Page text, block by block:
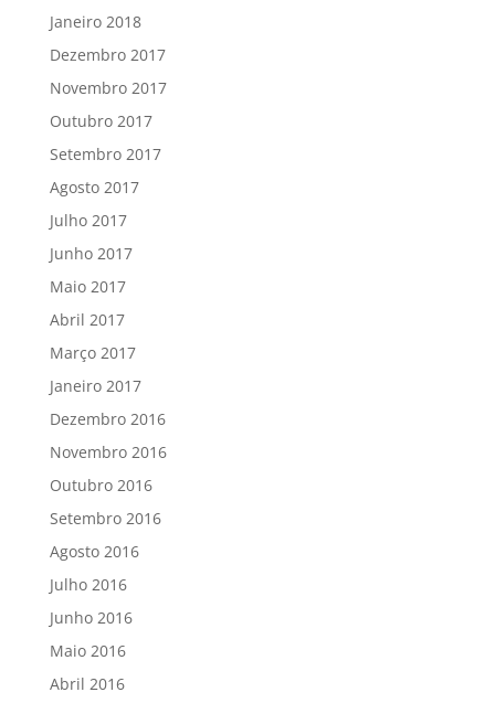
Janeiro 2018
Dezembro 2017
Novembro 2017
Outubro 2017
Setembro 2017
Agosto 2017
Julho 2017
Junho 2017
Maio 2017
Abril 2017
Março 2017
Janeiro 2017
Dezembro 2016
Novembro 2016
Outubro 2016
Setembro 2016
Agosto 2016
Julho 2016
Junho 2016
Maio 2016
Abril 2016